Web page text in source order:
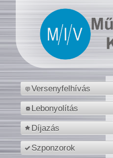
Versenyfelhívás
Lebonyolítás
Díjazás
Szponzorok